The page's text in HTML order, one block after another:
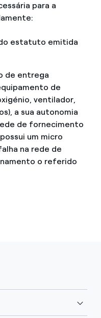
para a
estatuto emitida
de entrega
de
ventilador,
a sua autonomia
de fornecimento
um micro
na rede de
o referido